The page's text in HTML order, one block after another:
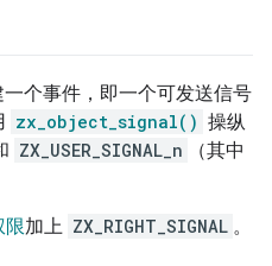
一个事件，即一个可发送信号
zx_object_signal() 操纵
ZX_USER_SIGNAL_n
（其中
限加上 ZX_RIGHT_SIGNAL 。